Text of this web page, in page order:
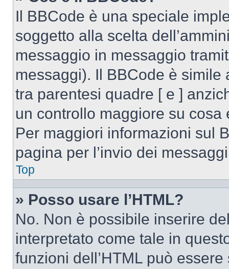
Il BBCode è una speciale
soggetto alla scelta
messaggio in messaggio
messaggi). Il BBCode è simile
tra parentesi quadre [ e ]
un controllo maggiore su
Per maggiori informazioni sul
pagina per l’invio dei
Top
» Posso usare l’HTML?
No. Non è possibile inserire
interpretato come tale in
funzioni dell’HTML può